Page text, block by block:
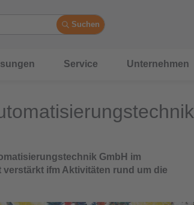
Suchen
Service Unternehmen
GmbH im
ifm Aktivitäten rund um die